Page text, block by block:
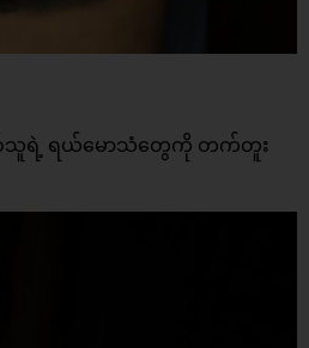
စ်သူရဲ့ ရယ်မောသံတွေကို တက်တူး